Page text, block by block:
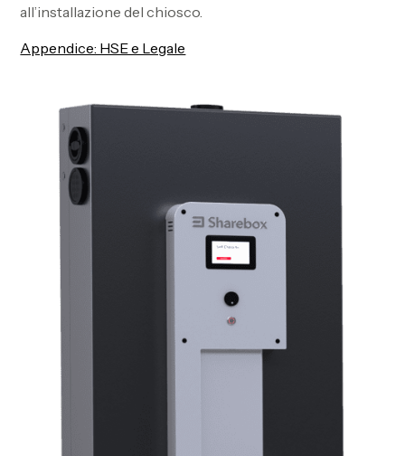
all’installazione del chiosco.
Appendice: HSE e Legale